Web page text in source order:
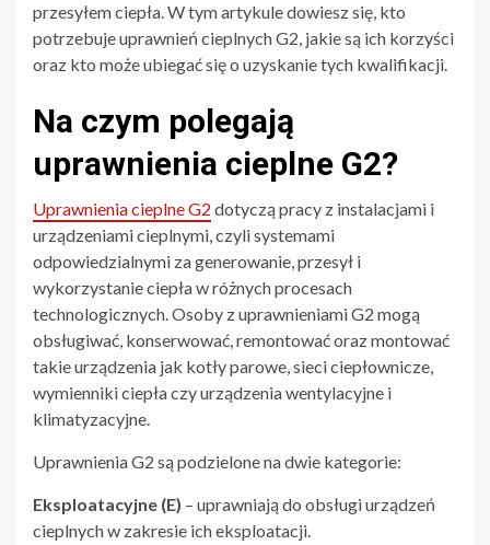
przesyłem ciepła. W tym artykule dowiesz się, kto
potrzebuje uprawnień cieplnych G2, jakie są ich korzyści
oraz kto może ubiegać się o uzyskanie tych kwalifikacji.
Na czym polegają
uprawnienia cieplne G2?
Uprawnienia cieplne G2 dotyczą pracy z instalacjami i
urządzeniami cieplnymi, czyli systemami
odpowiedzialnymi za generowanie, przesył i
wykorzystanie ciepła w różnych procesach
technologicznych. Osoby z uprawnieniami G2 mogą
obsługiwać, konserwować, remontować oraz montować
takie urządzenia jak kotły parowe, sieci ciepłownicze,
wymienniki ciepła czy urządzenia wentylacyjne i
klimatyzacyjne.
Uprawnienia G2 są podzielone na dwie kategorie:
Eksploatacyjne (E) – uprawniają do obsługi urządzeń
cieplnych w zakresie ich eksploatacji.